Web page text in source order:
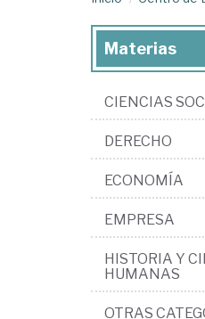
Materias
CIENCIAS
DERECHO
ECONOMÍA
EMPRESA
HISTORIA Y
HUMANAS
OTRAS